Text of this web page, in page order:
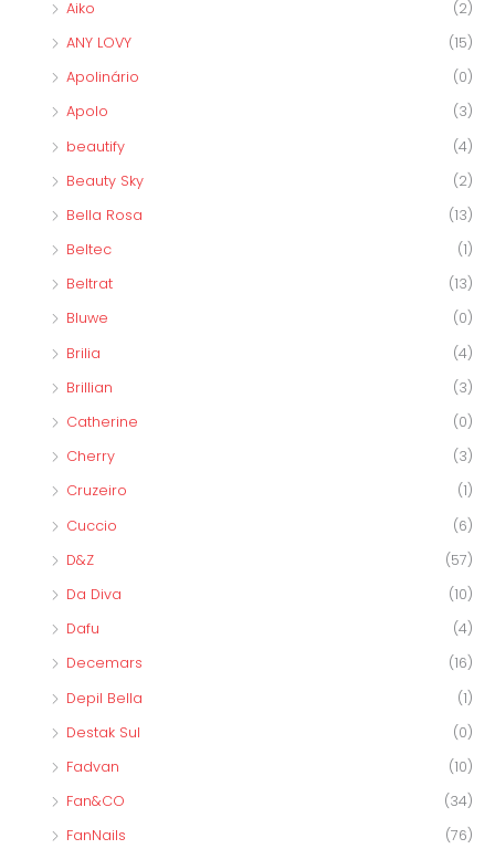
Aiko
(2)
ANY LOVY
(15)
Apolinário
(0)
Apolo
(3)
beautify
(4)
Beauty Sky
(2)
Bella Rosa
(13)
Beltec
(1)
Beltrat
(13)
Bluwe
(0)
Brilia
(4)
Brillian
(3)
Catherine
(0)
Cherry
(3)
Cruzeiro
(1)
Cuccio
(6)
D&Z
(57)
Da Diva
(10)
Dafu
(4)
Decemars
(16)
Depil Bella
(1)
Destak Sul
(0)
Fadvan
(10)
Fan&CO
(34)
FanNails
(76)